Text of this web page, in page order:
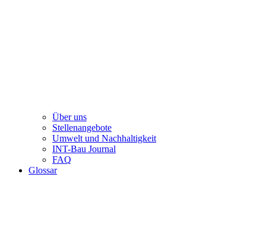
Über uns
Stellenangebote
Umwelt und Nachhaltigkeit
INT-Bau Journal
FAQ
Glossar